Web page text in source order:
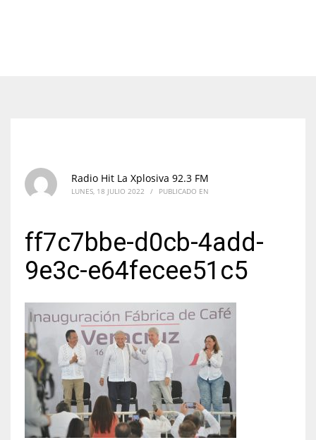
Radio Hit La Xplosiva 92.3 FM
LUNES, 18 JULIO 2022 / PUBLICADO EN
ff7c7bbe-d0cb-4add-
9e3c-e64fecee51c5